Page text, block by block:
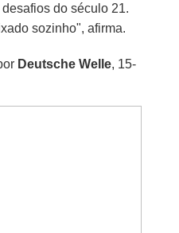
do século 21.
sozinho", afirma.
Deutsche Welle, 15-